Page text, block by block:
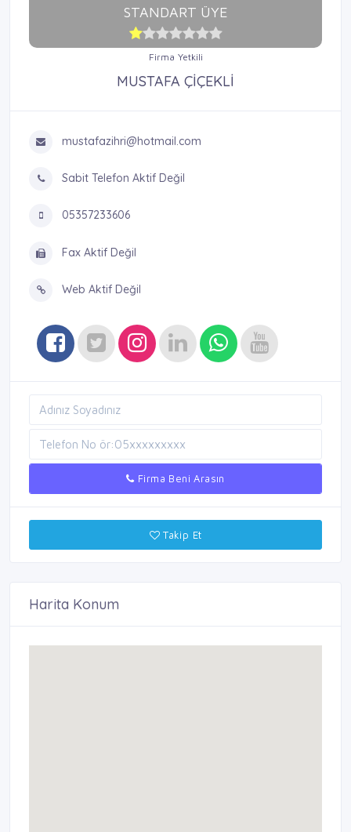
STANDART ÜYE
Firma Yetkili
MUSTAFA ÇİÇEKLİ
mustafazihri@hotmail.com
Sabit Telefon Aktif Değil
05357233606
Fax Aktif Değil
Web Aktif Değil
Firma Beni Arasın
Takip Et
Harita Konum